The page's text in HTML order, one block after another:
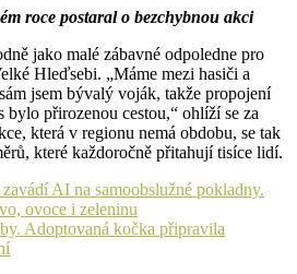
roce postaral o bezchybnou akci
jako malé zábavné odpoledne pro
Hleďsebi. „Máme mezi hasiči a
jsem bývalý voják, takže propojení
bylo přirozenou cestou,“ ohlíží se za
která v regionu nemá obdobu, se tak
které každoročně přitahují tisíce lidí.
AI na samoobslužné pokladny.
ovoce i zeleninu
Adoptovaná kočka připravila